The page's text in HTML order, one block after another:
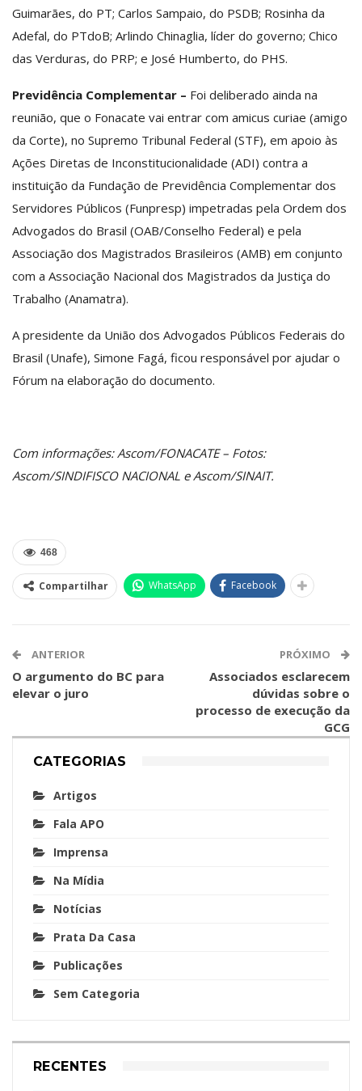
Guimarães, do PT; Carlos Sampaio, do PSDB; Rosinha da
Adefal, do PTdoB; Arlindo Chinaglia, líder do governo; Chico
das Verduras, do PRP; e José Humberto, do PHS.
Previdência Complementar – Foi deliberado ainda na
reunião, que o Fonacate vai entrar com amicus curiae (amigo
da Corte), no Supremo Tribunal Federal (STF), em apoio às
Ações Diretas de Inconstitucionalidade (ADI) contra a
instituição da Fundação de Previdência Complementar dos
Servidores Públicos (Funpresp) impetradas pela Ordem dos
Advogados do Brasil (OAB/Conselho Federal) e pela
Associação dos Magistrados Brasileiros (AMB) em conjunto
com a Associação Nacional dos Magistrados da Justiça do
Trabalho (Anamatra).
A presidente da União dos Advogados Públicos Federais do
Brasil (Unafe), Simone Fagá, ficou responsável por ajudar o
Fórum na elaboração do documento.
Com informações: Ascom/FONACATE – Fotos:
Ascom/SINDIFISCO NACIONAL e Ascom/SINAIT.
468
Compartilhar WhatsApp Facebook
ANTERIOR
O argumento do BC para
elevar o juro
PRÓXIMO
Associados esclarecem
dúvidas sobre o
processo de execução da
GCG
CATEGORIAS
Artigos
Fala APO
Imprensa
Na Mídia
Notícias
Prata Da Casa
Publicações
Sem Categoria
RECENTES